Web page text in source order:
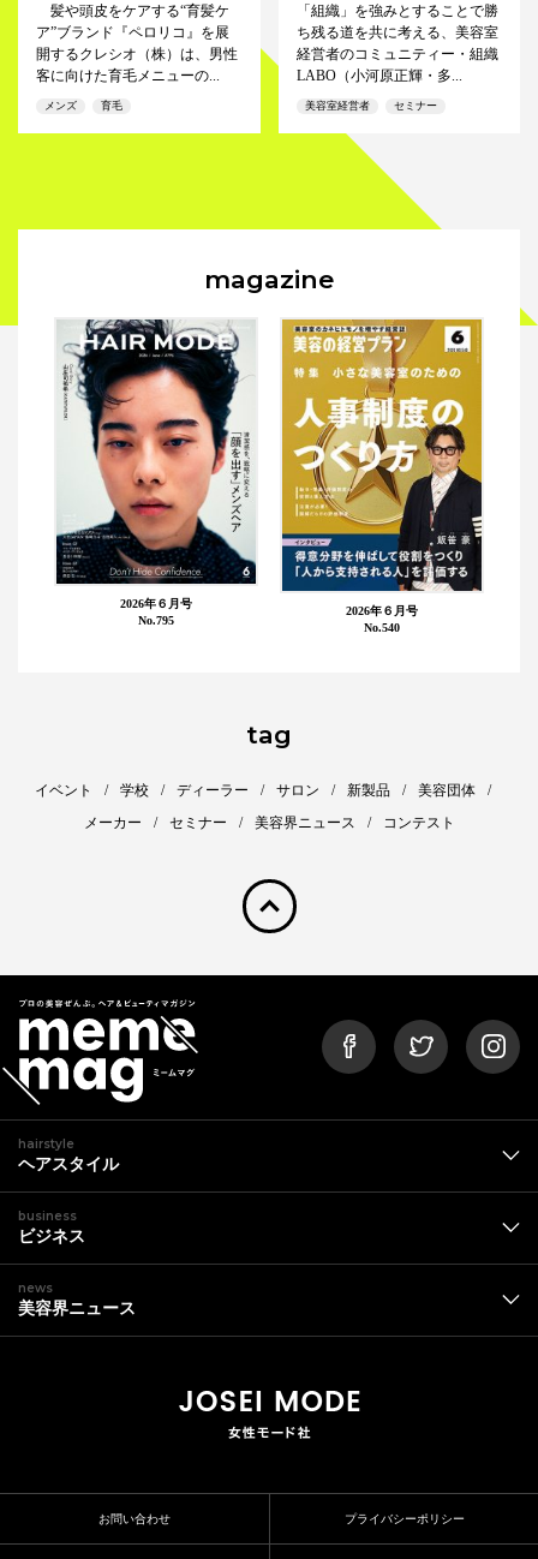
髪や頭皮をケアする“育髪ケ
ア”ブランド『ペロリコ』を展
開するクレシオ（株）は、男性
客に向けた育毛メニューの...
メンズ 育毛
「組織」を強みとすることで勝
ち残る道を共に考える、美容室
経営者のコミュニティー・組織
LABO（小河原正輝・多...
美容室経営者 セミナー
magazine
2026年６月号
No.795
2026年６月号
No.540
tag
イベント 学校 ディーラー サロン 新製品
美容団体
メーカー
セミナー 美容界ニュース コンテスト
pagetop
hairstyle
ヘアスタイル
business
ビジネス
news
美容界ニュース
お問い合わせ プライバシーポリシー